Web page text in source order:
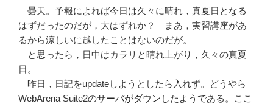
曇天。予報によれば今日は久々に晴れ，真夏日となる
はずだったのだが，大はずれか？ まあ，実習講座があ
るから涼しいに越したことはないのだが。
と思ったら，日中はカラリと晴れ上がり，久々の真夏
日。
昨日，日記をupdateしようとしたら入れず。どうやら
WebArena Suite2のサーバがダウンした ようである。ここ